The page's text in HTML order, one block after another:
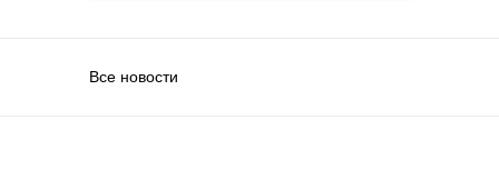
Все новости